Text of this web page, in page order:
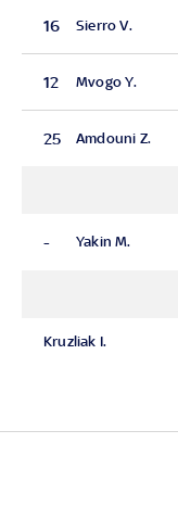
16 Sierro V.
12 Mvogo Y.
25 Amdouni Z.
- Yakin M.
Kruzliak I.